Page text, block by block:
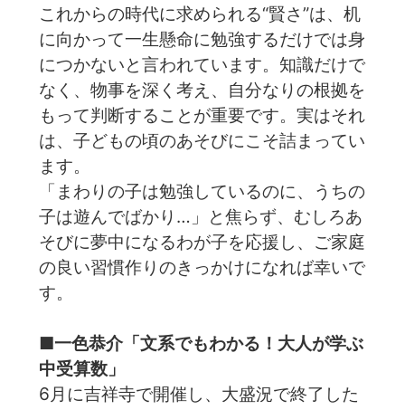
これからの時代に求められる“賢さ”は、机
に向かって一生懸命に勉強するだけでは身
につかないと言われています。知識だけで
なく、物事を深く考え、自分なりの根拠を
もって判断することが重要です。実はそれ
は、子どもの頃のあそびにこそ詰まってい
ます。
「まわりの子は勉強しているのに、うちの
子は遊んでばかり…」と焦らず、むしろあ
そびに夢中になるわが子を応援し、ご家庭
の良い習慣作りのきっかけになれば幸いで
す。
■一色恭介「文系でもわかる！大人が学ぶ
中受算数」
6月に吉祥寺で開催し、大盛況で終了した